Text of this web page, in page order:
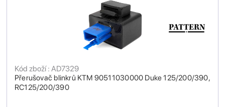
Přerušovač blinkrů KTM 90511030000 Duke 125/200/390,
RC125/200/390
Kód zboží : AD7329